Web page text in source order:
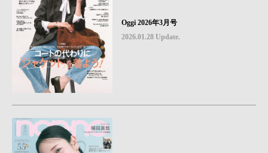
Oggi 2026年3月号
2026.01.28 Update.